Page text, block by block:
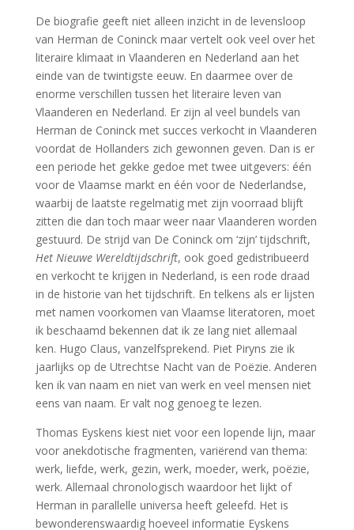
De biografie geeft niet alleen inzicht in de levensloop
van Herman de Coninck maar vertelt ook veel over het
literaire klimaat in Vlaanderen en Nederland aan het
einde van de twintigste eeuw. En daarmee over de
enorme verschillen tussen het literaire leven van
Vlaanderen en Nederland. Er zijn al veel bundels van
Herman de Coninck met succes verkocht in Vlaanderen
voordat de Hollanders zich gewonnen geven. Dan is er
een periode het gekke gedoe met twee uitgevers: één
voor de Vlaamse markt en één voor de Nederlandse,
waarbij de laatste regelmatig met zijn voorraad blijft
zitten die dan toch maar weer naar Vlaanderen worden
gestuurd. De strijd van De Coninck om ‘zijn’ tijdschrift,
Het Nieuwe Wereldtijdschrift, ook goed gedistribueerd
en verkocht te krijgen in Nederland, is een rode draad
in de historie van het tijdschrift. En telkens als er lijsten
met namen voorkomen van Vlaamse literatoren, moet
ik beschaamd bekennen dat ik ze lang niet allemaal
ken. Hugo Claus, vanzelfsprekend. Piet Piryns zie ik
jaarlijks op de Utrechtse Nacht van de Poëzie. Anderen
ken ik van naam en niet van werk en veel mensen niet
eens van naam. Er valt nog genoeg te lezen.
Thomas Eyskens kiest niet voor een lopende lijn, maar
voor anekdotische fragmenten, variërend van thema:
werk, liefde, werk, gezin, werk, moeder, werk, poëzie,
werk. Allemaal chronologisch waardoor het lijkt of
Herman in parallelle universa heeft geleefd. Het is
bewonderenswaardig hoeveel informatie Eyskens